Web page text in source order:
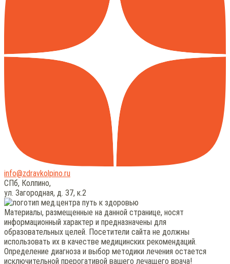
info@zdravkolpino.ru
СПб, Колпино,
ул. Загородная, д. 37, к.2
Материалы, размещенные на данной странице, носят
информационный характер и предназначены для
образовательных целей. Посетители сайта не должны
использовать их в качестве медицинских рекомендаций.
Определение диагноза и выбор методики лечения остается
исключительной прерогативой вашего лечащего врача!